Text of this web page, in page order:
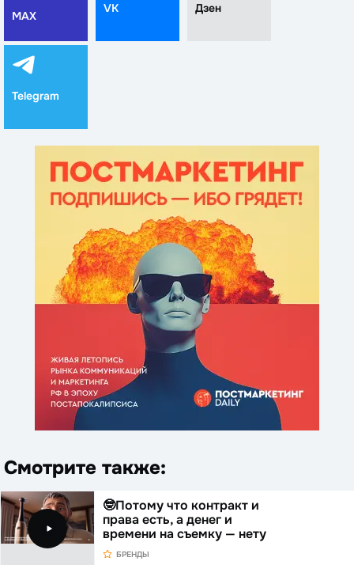
MAX
VK Дзен
Telegram
Смотрите также:
🤓Потому что контракт и
права есть, а денег и
времени на съемку — нету
БРЕНДЫ